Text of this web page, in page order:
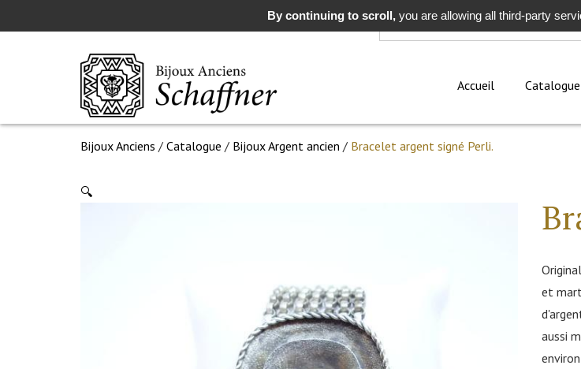
Rechercher
Accueil Catalogue
Bijoux Anciens / Catalogue / Bijoux Argent ancien / Bracelet argent signé Perli.
🔍
et
aussi
By continuing to scroll,you are allowing all third-party